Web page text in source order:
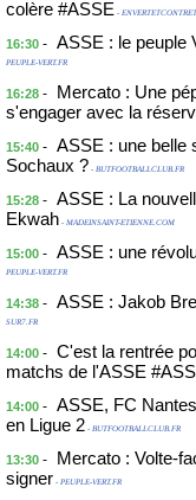
colère #ASSE -
16:30 - ASSE : le peuple
PEUPLE-VERT.FR
16:28 -
Mercato : Une
s'engager avec la
15:40 - ASSE : une belle
Sochaux ? - BUTFOOTBALLCLUB.FR
15:28 - ASSE : La
Ekwah - MADEINSAINT-ETIENNE.COM
15:00 - ASSE : une
PEUPLE-VERT.FR
14:38 - ASSE : Jakob
SUR7.FR
14:00 - C'est la rentrée
matchs de l'ASSE
14:00 - ASSE, FC
en Ligue 2 - BUTFOOTBALLCLUB.FR
13:30 -
Mercato : Volte-
signer - PEUPLE-VERT.FR